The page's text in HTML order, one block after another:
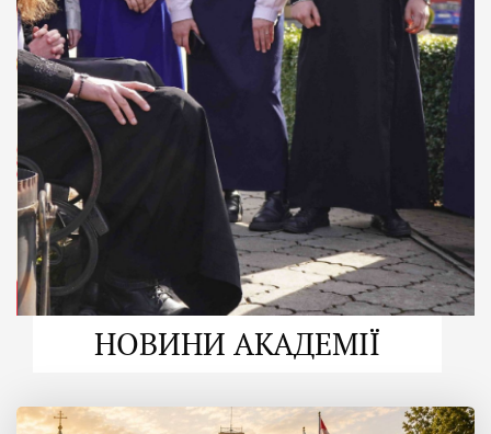
формується
покликання
Читати більше
НОВИНИ АКАДЕМІЇ